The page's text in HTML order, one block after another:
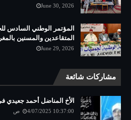
June 30, 2026
المؤتمر الوطني السادس
المتقاعدين والمسنين
June 29, 2026
مشاركات شائعة
الأخ المناضل أحمد جعيدي
4/07/2025 10:37:00 ص